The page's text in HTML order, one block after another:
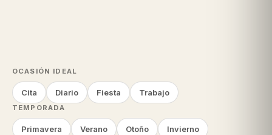
OCASIÓN IDEAL
Cita Diario Fiesta Trabajo
TEMPORADA
Primavera Verano Otoño Invierno